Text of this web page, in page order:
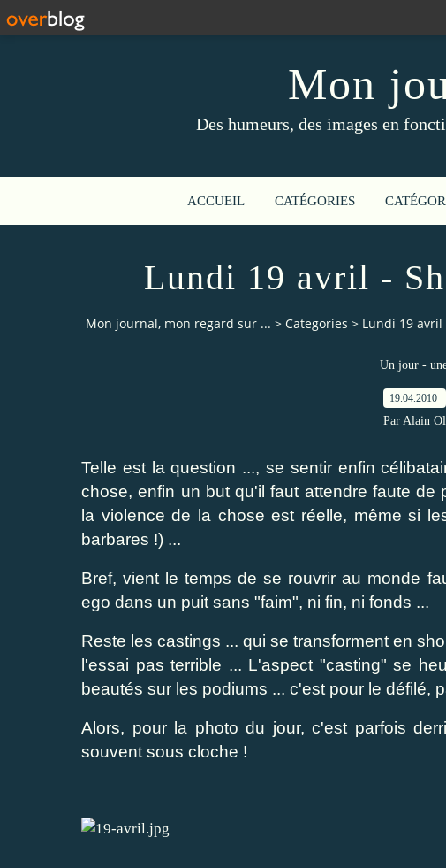
Mon
Des humeurs, des images en
ACCUEIL CATÉGORIES
Lundi 19 avril -
Mon journal, mon regard sur ... > Categories > Lundi 19
Un jour -
19.04.2010
Par Alain
Telle est la question ..., se sentir enfin
chose, enfin un but qu'il faut attendre faute de
la violence de la chose est réelle, même si
barbares !) ...
Bref, vient le temps de se rouvrir au monde
ego dans un puit sans "faim", ni fin, ni fonds ...
Reste les castings ... qui se transforment en
l'essai pas terrible ... L'aspect "casting" se
beautés sur les podiums ... c'est pour le défilé,
Alors, pour la photo du jour, c'est parfois
souvent sous cloche !